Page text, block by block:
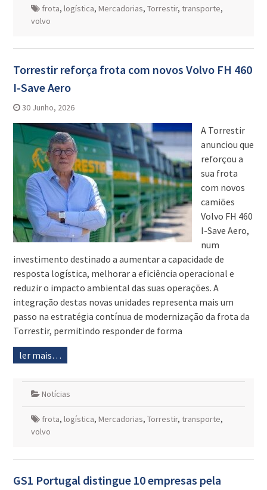
frota, logística, Mercadorias, Torrestir, transporte,
volvo
Torrestir reforça frota com novos Volvo FH 460
I-Save Aero
30 Junho, 2026
A Torrestir
anunciou que
reforçou a
sua frota
com novos
camiões
Volvo FH 460
I-Save Aero,
num
investimento destinado a aumentar a capacidade de
resposta logística, melhorar a eficiência operacional e
reduzir o impacto ambiental das suas operações. A
integração destas novas unidades representa mais um
passo na estratégia contínua de modernização da frota da
Torrestir, permitindo responder de forma
ler mais…
Notícias
frota, logística, Mercadorias, Torrestir, transporte,
volvo
GS1 Portugal distingue 10 empresas pela